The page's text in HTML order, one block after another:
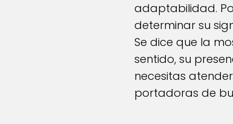
adaptabilidad.
determinar su
Se dice que la
sentido, su
necesitas
portadoras de